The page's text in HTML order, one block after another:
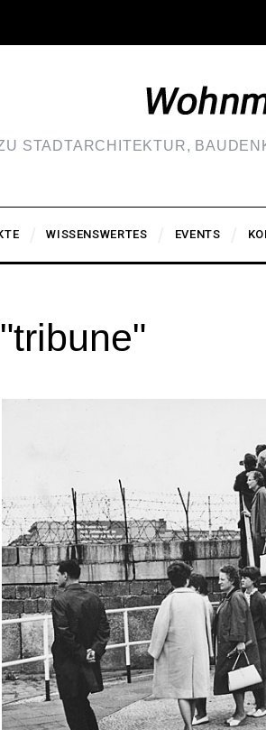
STADTARCHITEKTUR,
WISSENSWERTES EVENTS